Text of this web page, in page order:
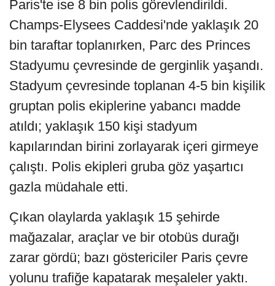
Paris'te ise 8 bin polis görevlendirildi.
Champs-Elysees Caddesi'nde yaklaşık 20
bin taraftar toplanırken, Parc des Princes
Stadyumu çevresinde de gerginlik yaşandı.
Stadyum çevresinde toplanan 4-5 bin kişilik
gruptan polis ekiplerine yabancı madde
atıldı; yaklaşık 150 kişi stadyum
kapılarından birini zorlayarak içeri girmeye
çalıştı. Polis ekipleri gruba göz yaşartıcı
gazla müdahale etti.
Çıkan olaylarda yaklaşık 15 şehirde
mağazalar, araçlar ve bir otobüs durağı
zarar gördü; bazı göstericiler Paris çevre
yolunu trafiğe kapatarak meşaleler yaktı.